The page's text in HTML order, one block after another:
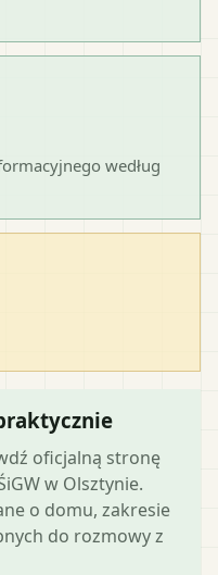
według
oficjalną stronę
w Olsztynie.
o domu, zakresie
do rozmowy z